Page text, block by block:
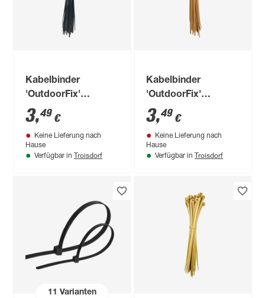
Kabelbinder
'OutdoorFix'
anthrazitgrau 150 x
3,6 mm 50 Stück
3,49 €
Keine Lieferung nach
Hause
Verfügbar in Troisdorf
Kabelbinder
'OutdoorFix'
bambus dunkel 150
x 3,6 mm 50 Stück
3,49 €
Keine Lieferung nach
Hause
Verfügbar in Troisdorf
11 Varianten